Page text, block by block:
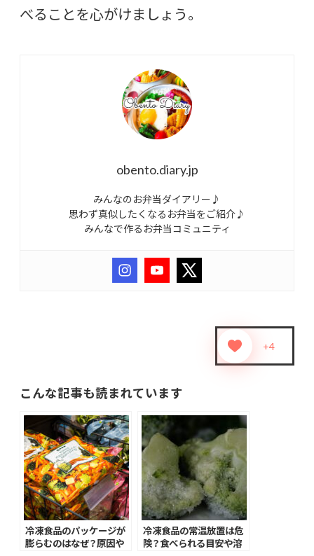
べることを心がけましょう。
obento.diary.jp
みんなのお弁当ダイアリー♪
思わず真似したくなるお弁当をご紹介♪
みんなで作るお弁当コミュニティ
+4
こんな記事も読まれています
冷凍食品のパッケージが
膨らむのはなぜ？原因や
冷凍食品の常温放置は危
険？食べられる目安や溶